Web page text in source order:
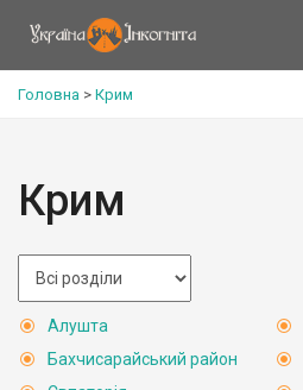
Головна > Крим
Крим
Алушта
Бахчисарайський район